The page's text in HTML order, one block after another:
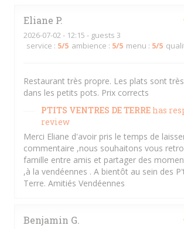
Eliane P
2026-07-02 - 12:15 - guests 3
service : 5/5 ambience : 5/5 menu : 5/5
Restaurant très propre. Les plats sont
dans les petits pots. Prix corrects
PTITS VENTRES DE TERRE has
review
Merci Eliane d'avoir pris le temps de
commentaire ,nous souhaitons vous
famille entre amis et partager des
,à la vendéennes . A bientôt au sein des
Terre. Amitiés Vendéennes
Benjamin G